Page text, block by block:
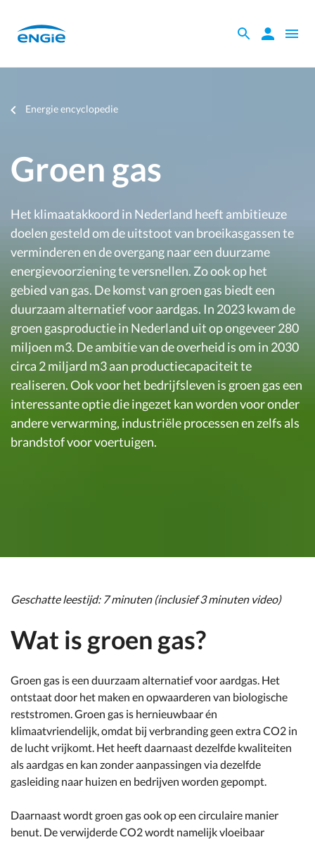
mainZoeken
de
Zoeken
Open
Je
Energie encyclopedie
Groen gas
Het klimaatakkoord in Nederland heeft ambitieuze
doelen gesteld om de uitstoot van broeikasgassen te
verminderen en de overgang naar een duurzame
energievoorziening te versnellen. Zo ook op het
gebied van gas. De komst van groen gas biedt een
duurzaam alternatief voor aardgas. In 2023 kwam de
groen gasproductie in Nederland uit op ongeveer 280
miljoen m3. De ambitie van de overheid is om in 2030
circa 2 miljard m3 aan productiecapaciteit te
realiseren. Ook voor het bedrijfsleven is groen gas een
interessante optie die ingezet kan worden voor onder
andere verwarming, industriële processen en zelfs als
brandstof voor voertuigen.
Geschatte leestijd: 7 minuten (inclusief 3 minuten video)
Wat is groen gas?
Groen gas is een duurzaam alternatief voor aardgas. Het
ontstaat door het maken en opwaarderen van biologische
reststromen. Groen gas is hernieuwbaar én
klimaatvriendelijk, omdat bij verbranding geen extra CO2 in
de lucht vrijkomt. Het heeft daarnaast dezelfde kwaliteiten
als aardgas en kan zonder aanpassingen via dezelfde
gasleiding naar huizen en bedrijven worden gepompt.
Daarnaast wordt groen gas ook op een circulaire manier
benut. De verwijderde CO2 wordt namelijk vloeibaar